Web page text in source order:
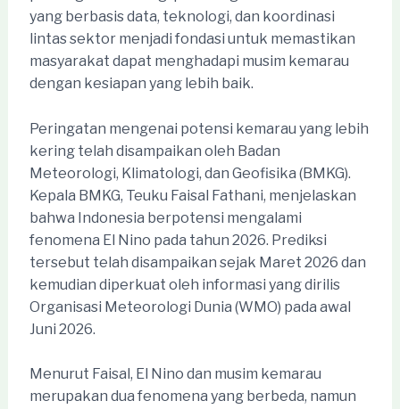
yang berbasis data, teknologi, dan koordinasi
lintas sektor menjadi fondasi untuk memastikan
masyarakat dapat menghadapi musim kemarau
dengan kesiapan yang lebih baik.
Peringatan mengenai potensi kemarau yang lebih
kering telah disampaikan oleh Badan
Meteorologi, Klimatologi, dan Geofisika (BMKG).
Kepala BMKG, Teuku Faisal Fathani, menjelaskan
bahwa Indonesia berpotensi mengalami
fenomena El Nino pada tahun 2026. Prediksi
tersebut telah disampaikan sejak Maret 2026 dan
kemudian diperkuat oleh informasi yang dirilis
Organisasi Meteorologi Dunia (WMO) pada awal
Juni 2026.
Menurut Faisal, El Nino dan musim kemarau
merupakan dua fenomena yang berbeda, namun